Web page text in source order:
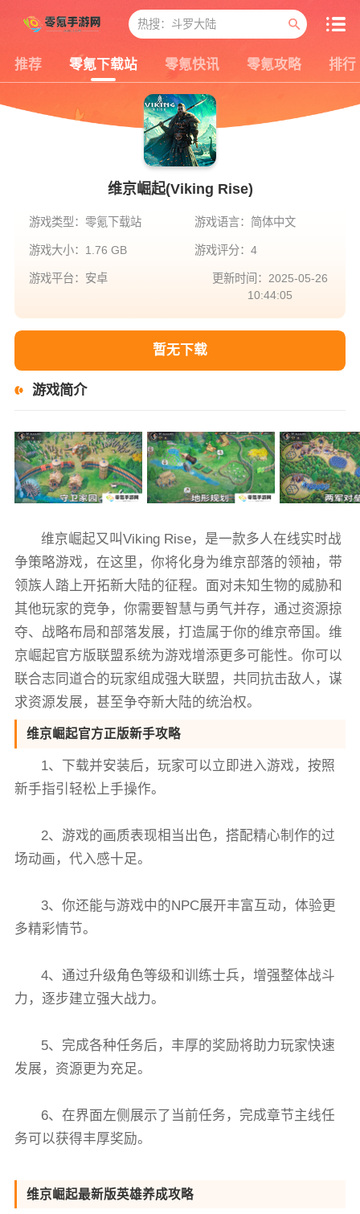
推荐 零氪下载站 零氪快讯 零氪攻略 排行
维京崛起(Viking Rise)
游戏类型：零氪下载站 游戏语言：简体中文
游戏大小：1.76 GB 游戏评分：4
游戏平台：安卓
更新时间：2025-05-26
10:44:05
暂无下载
游戏简介
维京崛起又叫Viking Rise，是一款多人在线实时战
争策略游戏，在这里，你将化身为维京部落的领袖，带
领族人踏上开拓新大陆的征程。面对未知生物的威胁和
其他玩家的竞争，你需要智慧与勇气并存，通过资源掠
夺、战略布局和部落发展，打造属于你的维京帝国。维
京崛起官方版联盟系统为游戏增添更多可能性。你可以
联合志同道合的玩家组成强大联盟，共同抗击敌人，谋
求资源发展，甚至争夺新大陆的统治权。
维京崛起官方正版新手攻略
1、下载并安装后，玩家可以立即进入游戏，按照
新手指引轻松上手操作。
2、游戏的画质表现相当出色，搭配精心制作的过
场动画，代入感十足。
3、你还能与游戏中的NPC展开丰富互动，体验更
多精彩情节。
4、通过升级角色等级和训练士兵，增强整体战斗
力，逐步建立强大战力。
5、完成各种任务后，丰厚的奖励将助力玩家快速
发展，资源更为充足。
6、在界面左侧展示了当前任务，完成章节主线任
务可以获得丰厚奖励。
维京崛起最新版英雄养成攻略